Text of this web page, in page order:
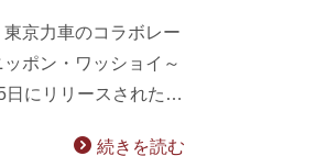
京力車のコラボレー
ポン・ワッショイ～
日にリリースされた…
続きを読む